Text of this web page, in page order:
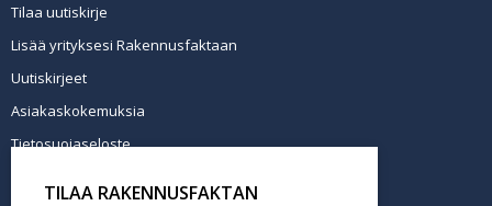
Tilaa uutiskirje
Lisää yrityksesi Rakennusfaktaan
Uutiskirjeet
Asiakaskokemuksia
Tietosuojaseloste
TILAA RAKENNUSFAKTAN